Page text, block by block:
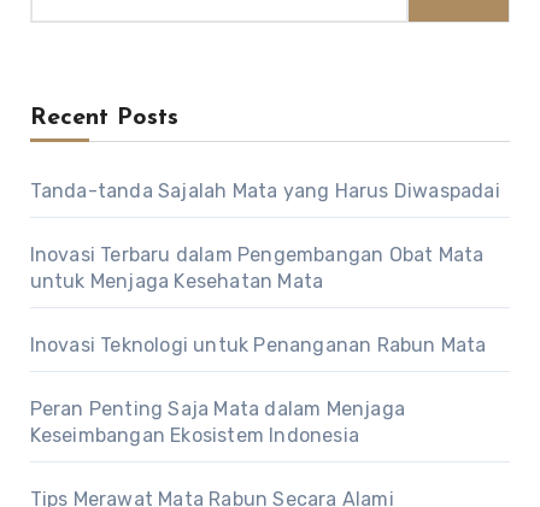
Recent Posts
Tanda-tanda Sajalah Mata yang Harus Diwaspadai
Inovasi Terbaru dalam Pengembangan Obat Mata
untuk Menjaga Kesehatan Mata
Inovasi Teknologi untuk Penanganan Rabun Mata
Peran Penting Saja Mata dalam Menjaga
Keseimbangan Ekosistem Indonesia
Tips Merawat Mata Rabun Secara Alami